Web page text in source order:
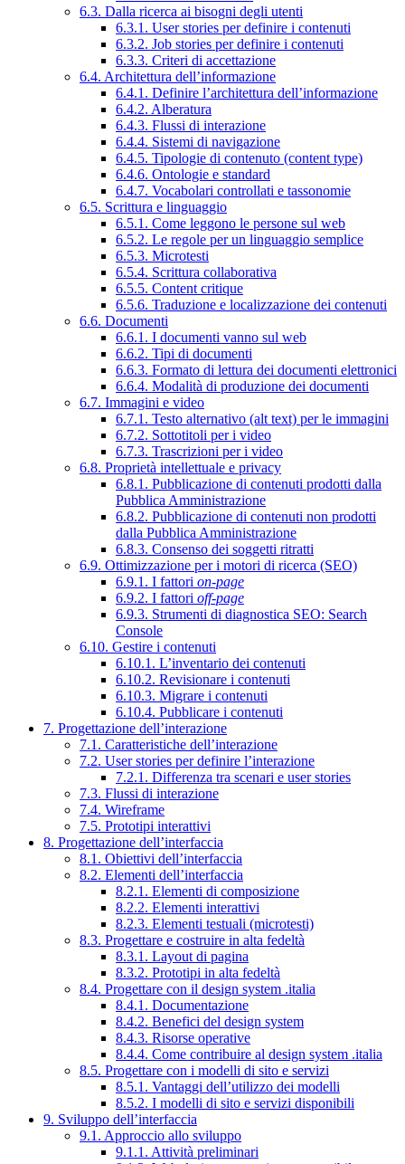
6.3. Dalla ricerca ai bisogni degli utenti
6.3.1. User stories per definire i contenuti
6.3.2. Job stories per definire i contenuti
6.3.3. Criteri di accettazione
6.4. Architettura dell’informazione
6.4.1. Definire l’architettura dell’informazione
6.4.2. Alberatura
6.4.3. Flussi di interazione
6.4.4. Sistemi di navigazione
6.4.5. Tipologie di contenuto (content type)
6.4.6. Ontologie e standard
6.4.7. Vocabolari controllati e tassonomie
6.5. Scrittura e linguaggio
6.5.1. Come leggono le persone sul web
6.5.2. Le regole per un linguaggio semplice
6.5.3. Microtesti
6.5.4. Scrittura collaborativa
6.5.5. Content critique
6.5.6. Traduzione e localizzazione dei contenuti
6.6. Documenti
6.6.1. I documenti vanno sul web
6.6.2. Tipi di documenti
6.6.3. Formato di lettura dei documenti elettronici
6.6.4. Modalità di produzione dei documenti
6.7. Immagini e video
6.7.1. Testo alternativo (alt text) per le immagini
6.7.2. Sottotitoli per i video
6.7.3. Trascrizioni per i video
6.8. Proprietà intellettuale e privacy
6.8.1. Pubblicazione di contenuti prodotti dalla
Pubblica Amministrazione
6.8.2. Pubblicazione di contenuti non prodotti
dalla Pubblica Amministrazione
6.8.3. Consenso dei soggetti ritratti
6.9. Ottimizzazione per i motori di ricerca (SEO)
6.9.1. I fattori on-page
6.9.2. I fattori off-page
6.9.3. Strumenti di diagnostica SEO: Search
Console
6.10. Gestire i contenuti
6.10.1. L’inventario dei contenuti
6.10.2. Revisionare i contenuti
6.10.3. Migrare i contenuti
6.10.4. Pubblicare i contenuti
7. Progettazione dell’interazione
7.1. Caratteristiche dell’interazione
7.2. User stories per definire l’interazione
7.2.1. Differenza tra scenari e user stories
7.3. Flussi di interazione
7.4. Wireframe
7.5. Prototipi interattivi
8. Progettazione dell’interfaccia
8.1. Obiettivi dell’interfaccia
8.2. Elementi dell’interfaccia
8.2.1. Elementi di composizione
8.2.2. Elementi interattivi
8.2.3. Elementi testuali (microtesti)
8.3. Progettare e costruire in alta fedeltà
8.3.1. Layout di pagina
8.3.2. Prototipi in alta fedeltà
8.4. Progettare con il design system .italia
8.4.1. Documentazione
8.4.2. Benefici del design system
8.4.3. Risorse operative
8.4.4. Come contribuire al design system .italia
8.5. Progettare con i modelli di sito e servizi
8.5.1. Vantaggi dell’utilizzo dei modelli
8.5.2. I modelli di sito e servizi disponibili
9. Sviluppo dell’interfaccia
9.1. Approccio allo sviluppo
9.1.1. Attività preliminari